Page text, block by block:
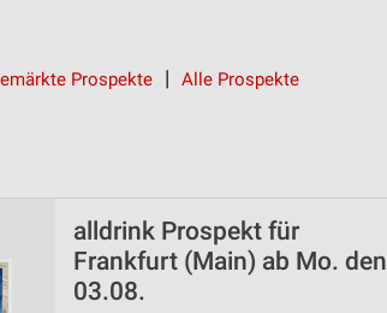
Prospekte Alle Prospekte
alldrink Prospekt für
Frankfurt (Main) ab Mo. den
03.08.